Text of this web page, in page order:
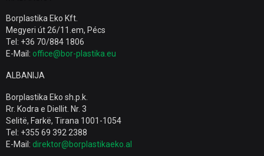
Borplastika Eko Kft.
Megyeri út 26/11.em, Pécs
Tel: +36 70/884 1806
E-Mail: office@bor-plastika.eu
ALBANIJA
Borplastika Eko sh.p.k.
Rr. Kodra e Diellit. Nr. 3
Selitë, Farkë, Tirana 1001-1054
Tel: +355 69 392 2388
E-Mail: direktor@borplastikaeko.al